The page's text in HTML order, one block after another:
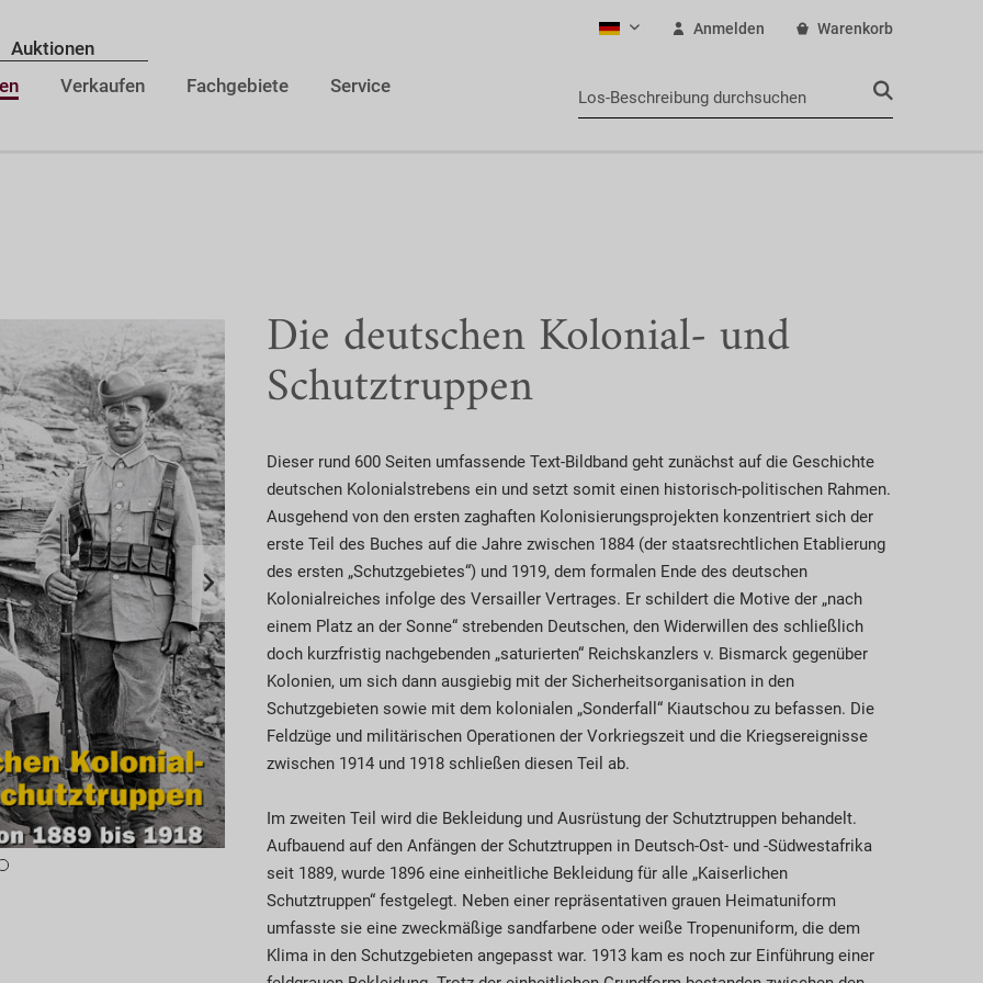
Auktionen
Verkaufen Fachgebiete Service
Deutsch Anmelden Warenkorb
Die deutschen Kolonial- und
Schutztruppen
Dieser rund 600 Seiten umfassende Text-Bildband geht zunächst auf die Geschichte
deutschen Kolonialstrebens ein und setzt somit einen historisch-politischen Rahmen.
Ausgehend von den ersten zaghaften Kolonisierungsprojekten konzentriert sich der
erste Teil des Buches auf die Jahre zwischen 1884 (der staatsrechtlichen Etablierung
des ersten „Schutzgebietes“) und 1919, dem formalen Ende des deutschen
Kolonialreiches infolge des Versailler Vertrages. Er schildert die Motive der „nach
einem Platz an der Sonne“ strebenden Deutschen, den Widerwillen des schließlich
doch kurzfristig nachgebenden „saturierten“ Reichskanzlers v. Bismarck gegenüber
Kolonien, um sich dann ausgiebig mit der Sicherheitsorganisation in den
Schutzgebieten sowie mit dem kolonialen „Sonderfall“ Kiautschou zu befassen. Die
Feldzüge und militärischen Operationen der Vorkriegszeit und die Kriegsereignisse
zwischen 1914 und 1918 schließen diesen Teil ab.
Im zweiten Teil wird die Bekleidung und Ausrüstung der Schutztruppen behandelt.
Aufbauend auf den Anfängen der Schutztruppen in Deutsch-Ost- und -Südwestafrika
seit 1889, wurde 1896 eine einheitliche Bekleidung für alle „Kaiserlichen
Schutztruppen“ festgelegt. Neben einer repräsentativen grauen Heimatuniform
umfasste sie eine zweckmäßige sandfarbene oder weiße Tropenuniform, die dem
Klima in den Schutzgebieten angepasst war. 1913 kam es noch zur Einführung einer